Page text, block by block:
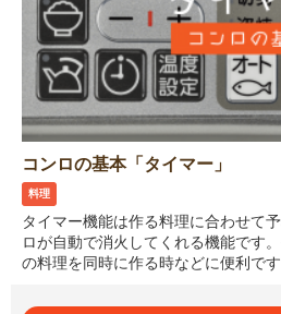
コンロの基本「タイマー」
料理
タイマー機能は作る料理に合わせて
ロが自動で消火してくれる機能です
の料理を同時に作る時などに便利です